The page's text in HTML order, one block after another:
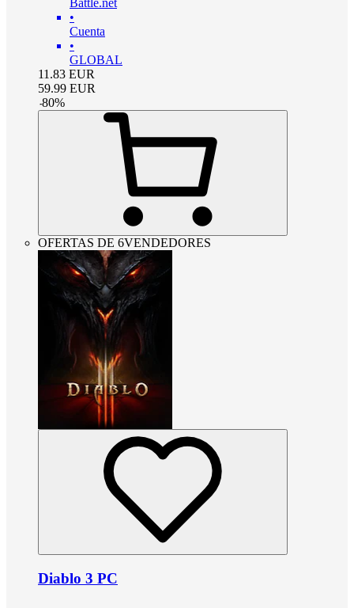
Battle.net
•
Cuenta
•
GLOBAL
11.83 EUR
59.99 EUR
-80%
OFERTAS DE 6VENDEDORES
Diablo 3 PC